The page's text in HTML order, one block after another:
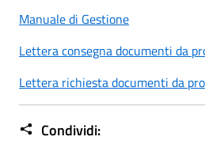
Manuale di Gestione
Lettera consegna documenti da
Lettera richiesta documenti da
Condividi: